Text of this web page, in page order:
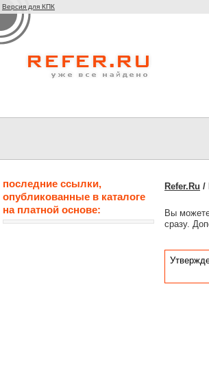
Версия для КПК
последние ссылки,
опубликованные в каталоге
на платной основе:
Refer.Ru /
Вы
сразу.